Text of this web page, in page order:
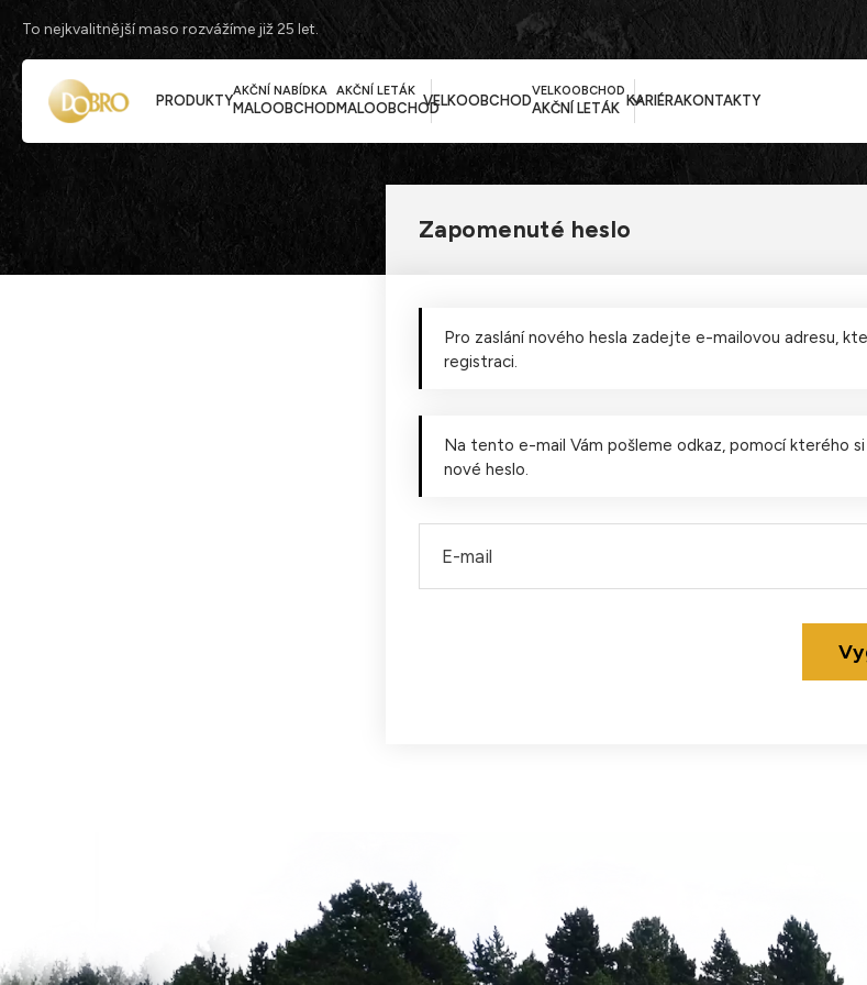
To nejkvalitnější maso rozvážíme již 25 let.
PRODUKTY
AKČNÍ NABÍDKA
MALOOBCHOD
AKČNÍ LETÁK
MALOOBCHODVELKOOBCHOD
VELKOOBCHOD
AKČNÍ LETÁK KARIÉRAKONTAKTY
Zapomenuté
Zapomenuté heslo
Pro zaslání nového hesla zadejte e-mailovou adresu,
registraci.
Na tento e-mail Vám pošleme odkaz, pomocí kterého
nové heslo.